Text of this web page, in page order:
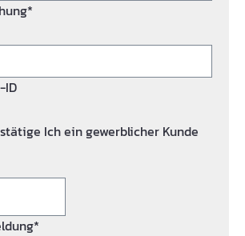
ID
Ich ein gewerblicher Kunde